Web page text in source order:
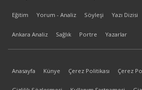
Eğitim Yorum - Analiz Söyleşi Yazı Dizisi
Ankara Analiz Sağlık Portre Yazarlar
Anasayfa Künye Çerez Politikası Çerez